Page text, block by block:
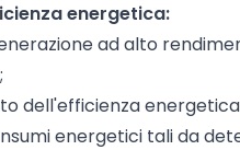
energetica:
ad alto
dell'efficienza
energetici tali da